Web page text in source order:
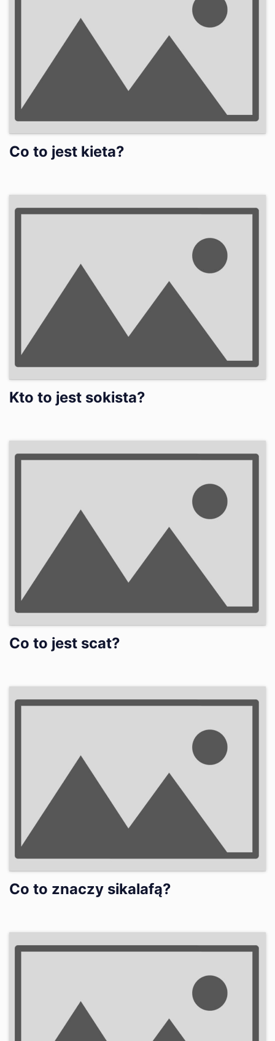
Co to jest kieta?
Kto to jest sokista?
Co to jest scat?
Co to znaczy sikalafą?